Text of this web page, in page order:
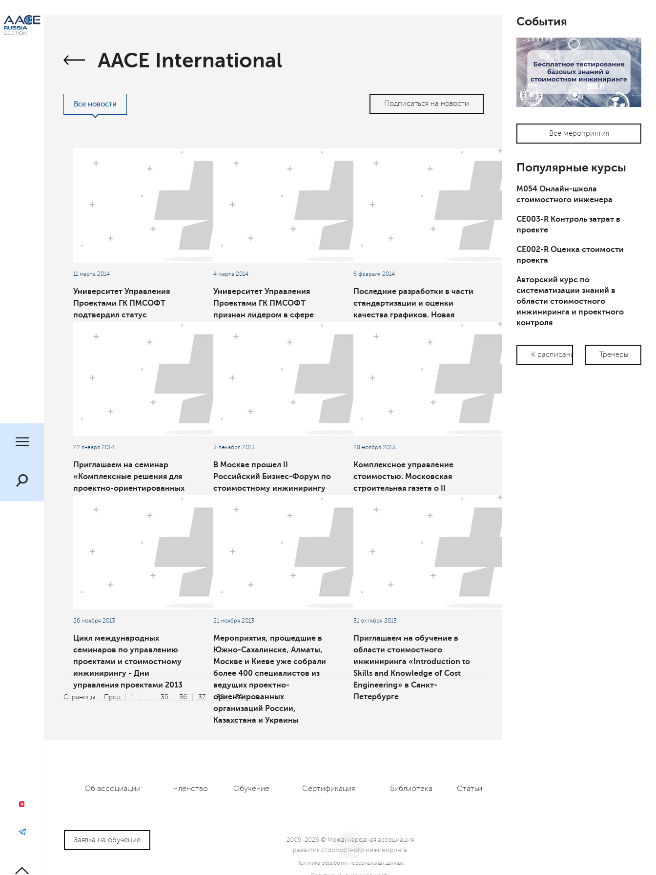
AACE International
Все новости Подписаться на новости
11 марта 2014
Университет Управления
Проектами ГК ПМСОФТ
подтвердил статус
провайдера образовательных
услуг AACEI
4 марта 2014
Университет Управления
Проектами ГК ПМСОФТ
признан лидером в сфере
6 февраля 2014
Последние разработки в части
стандартизации и оценки
качества графиков. Новая
комплекса Deltek Acumen
22 января 2014
Приглашаем на семинар
«Комплексные решения для
проектно-ориентированных
3 декабря 2013
В Москве прошел II
Российский Бизнес-Форум по
стоимостному инжинирингу
стоимостью: от портфеля
28 ноября 2013
Комплексное управление
стоимостью. Московская
строительная газета о II
26 ноября 2013
Цикл международных
семинаров по управлению
проектами и стоимостному
инжинирингу - Дни
управления проектами 2013
21 ноября 2013
Мероприятия, прошедшие в
Южно-Сахалинске, Алматы,
Москве и Киеве уже собрали
более 400 специалистов из
ведущих проектно-
ориентированных
организаций России,
Казахстана и Украины
31 октября 2013
Приглашаем на обучение в
области стоимостного
инжиниринга «Introduction to
Skills and Knowledge of Cost
Engineering» в Санкт-
Петербурге
Страницы: Пред. 1 35 36 37 38 39
События
Все мероприятия
Популярные курсы
М054 Онлайн-школа
стоимостного инженера
СЕ003-R Контроль затрат в
проекте
СЕ002-R Оценка стоимости
проекта
Авторский курс по
систематизации знаний в
области стоимостного
инжиниринга и проектного
контроля
К расписанию Тренеры
Заявка на обучение
Об ассоциации Членство Обучение Сертификация Библиотека Статьи
2009-2026 © Международная ассоциация
развития стоимостного инжиниринга
Политика обработки персональных данных